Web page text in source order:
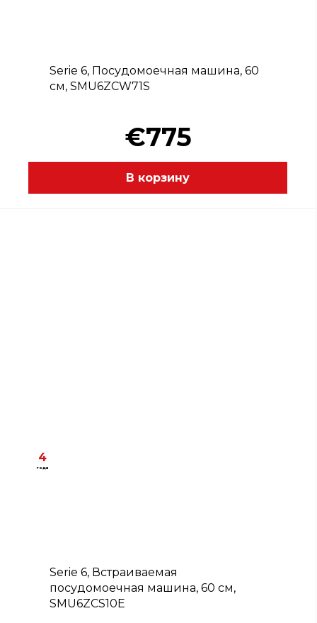
Serie 6, Посудомоечная машина, 60
см, SMU6ZCW71S
€775
В корзину
4
года
Serie 6, Встраиваемая
посудомоечная машина, 60 см,
SMU6ZCS10E